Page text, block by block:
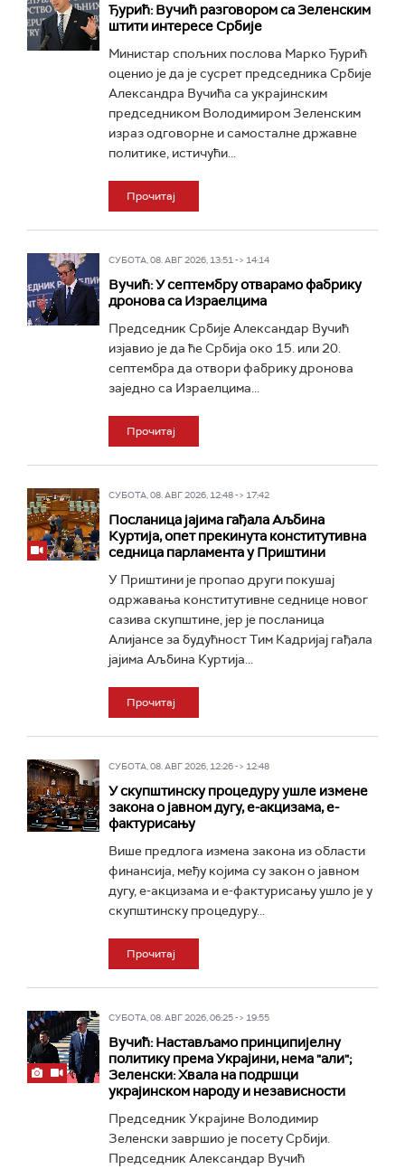
Ђурић: Вучић разговором са Зеленским
штити интересе Србије
Министар спољних послова Марко Ђурић
оценио је да је сусрет председника Србије
Александра Вучића са украјинским
председником Володимиром Зеленским
израз одговорне и самосталне државне
политике, истичући...
Прочитај
СУБОТА, 08. АВГ 2026, 13:51 -> 14:14
Вучић: У септембру отварамо фабрику
дронова са Израелцима
Председник Србије Александар Вучић
изјавио је да ће Србија око 15. или 20.
септембра да отвори фабрику дронова
заједно са Израелцима...
Прочитај
СУБОТА, 08. АВГ 2026, 12:48 -> 17:42
Посланица јајима гађала Аљбина
Куртија, опет прекинута конститутивна
седница парламента у Приштини
У Приштини је пропао други покушај
одржавања конститутивне седнице новог
сазива скупштине, јер је посланица
Алијансе за будућност Тим Кадријај гађала
јајима Аљбина Куртија...
Прочитај
СУБОТА, 08. АВГ 2026, 12:26 -> 12:48
У скупштинску процедуру ушле измене
закона о јавном дугу, е-акцизама, е-
фактурисању
Више предлога измена закона из области
финансија, међу којима су закон о јавном
дугу, е-акцизама и е-фактурисању ушло је у
скупштинску процедуру...
Прочитај
СУБОТА, 08. АВГ 2026, 06:25 -> 19:55
Вучић: Настављамо принципијелну
политику према Украјини, нема "али";
Зеленски: Хвала на подршци
украјинском народу и независности
Председник Украјине Володимир
Зеленски завршио је посету Србији.
Председник Александар Вучић